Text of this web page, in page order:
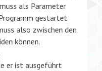
als Parameter
gestartet
also zwischen den
können.
er ist ausgeführt